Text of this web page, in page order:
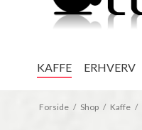
KAFFE ERHVERV
Forside / Shop / Kaffe /